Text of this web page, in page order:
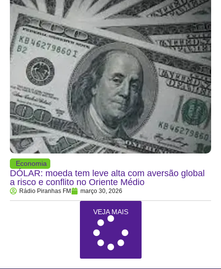
Economia
DÓLAR: moeda tem leve alta com aversão global
a risco e conflito no Oriente Médio
Rádio Piranhas FM março 30, 2026
VEJA MAIS